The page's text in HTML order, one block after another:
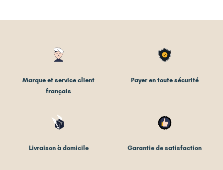
Marque et service client
français
Payer en toute sécurité
Livraison à domicile Garantie de satisfaction